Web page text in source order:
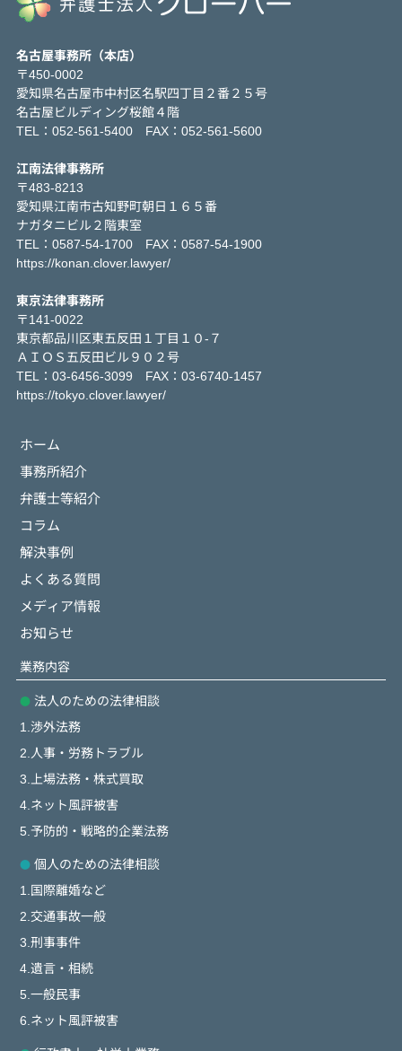
名古屋事務所（本店）
〒450-0002
愛知県名古屋市中村区名駅四丁目２番２５号
名古屋ビルディング桜館４階
TEL：052-561-5400 FAX：052-561-5600
江南法律事務所
〒483-8213
愛知県江南市古知野町朝日１６５番
ナガタニビル２階東室
TEL：0587-54-1700 FAX：0587-54-1900
https://konan.clover.lawyer/
東京法律事務所
〒141-0022
東京都品川区東五反田１丁目１０-７
ＡＩＯＳ五反田ビル９０２号
TEL：03-6456-3099 FAX：03-6740-1457
https://tokyo.clover.lawyer/
ホーム
事務所紹介
弁護士等紹介
コラム
解決事例
よくある質問
メディア情報
お知らせ
業務内容
法人のための法律相談
1.渉外法務
2.人事・労務トラブル
3.上場法務・株式買取
4.ネット風評被害
5.予防的・戦略的企業法務
個人のための法律相談
1.国際離婚など
2.交通事故一般
3.刑事事件
4.遺言・相続
5.一般民事
6.ネット風評被害